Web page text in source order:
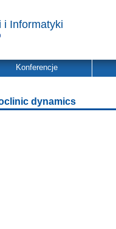
i Informatyki
Konferencje
dynamics